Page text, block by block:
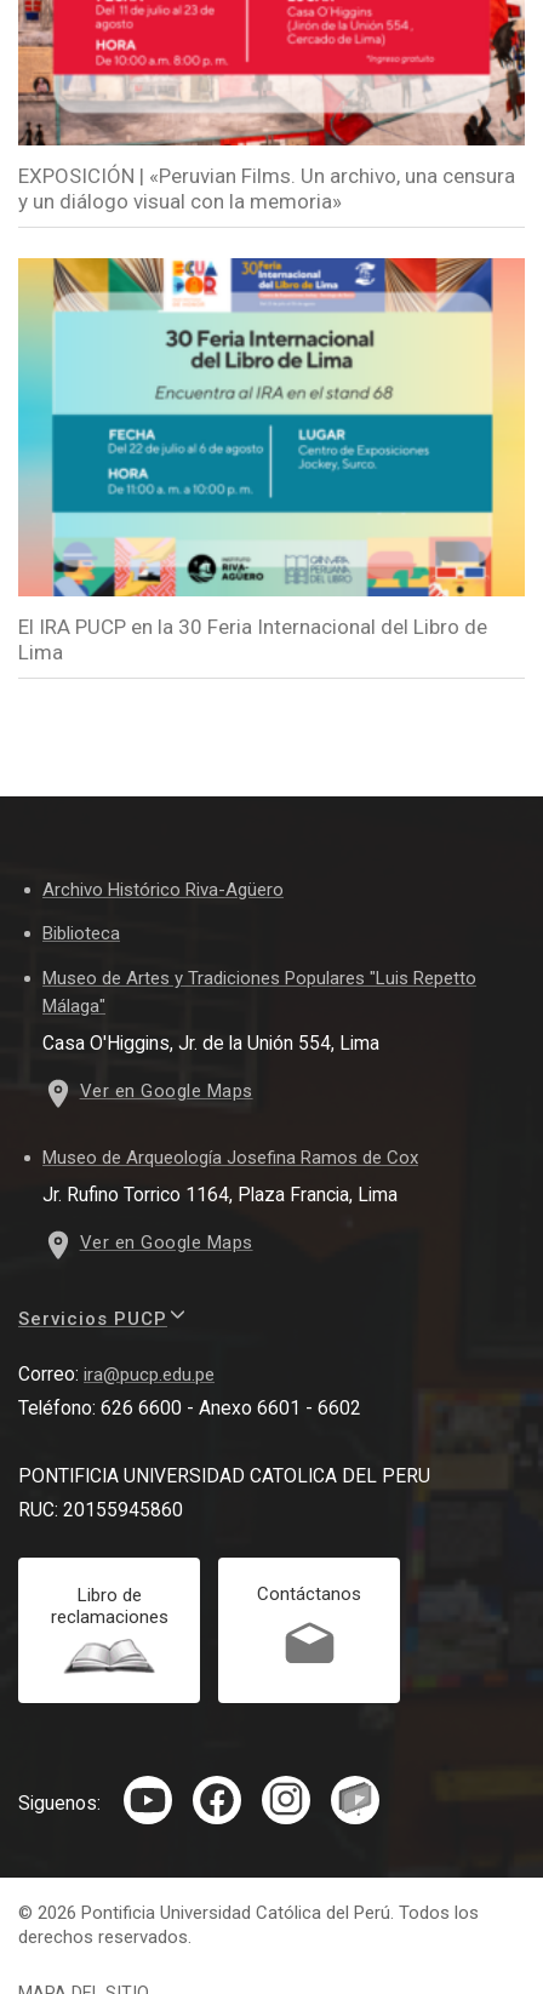
EXPOSICIÓN | «Peruvian Films. Un archivo, una censura
y un diálogo visual con la memoria»
El IRA PUCP en la 30 Feria Internacional del Libro de
Lima
Archivo Histórico Riva-Agüero
Biblioteca
Museo de Artes y Tradiciones Populares "Luis Repetto
Málaga"
Casa O'Higgins, Jr. de la Unión 554, Lima
Ver en Google Maps
Museo de Arqueología Josefina Ramos de Cox
Jr. Rufino Torrico 1164, Plaza Francia, Lima
Ver en Google Maps
Servicios PUCP
Correo: ira@pucp.edu.pe
Teléfono: 626 6600 - Anexo 6601 - 6602
PONTIFICIA UNIVERSIDAD CATOLICA DEL PERU
RUC: 20155945860
Libro de
reclamaciones
Contáctanos
Siguenos:
© 2026 Pontificia Universidad Católica del Perú. Todos los
derechos reservados.